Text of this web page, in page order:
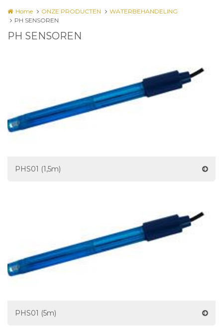
Home ONZE PRODUCTEN
WATERBEHANDELING
PH SENSOREN
PH SENSOREN
PHS01 (1,5m)
PHS01 (5m)